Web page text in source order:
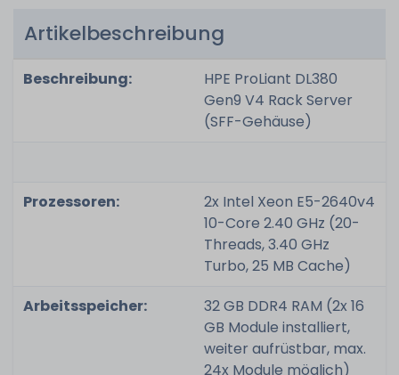
Artikelbeschreibung
Beschreibung:
HPE ProLiant DL380
Gen9 V4 Rack Server
(SFF-Gehäuse)
Prozessoren:
2x Intel Xeon E5-2640v4
10-Core 2.40 GHz (20-
Threads, 3.40 GHz
Turbo, 25 MB Cache)
Arbeitsspeicher:
32 GB DDR4 RAM (2x 16
GB Module installiert,
weiter aufrüstbar, max.
24x Module möglich)